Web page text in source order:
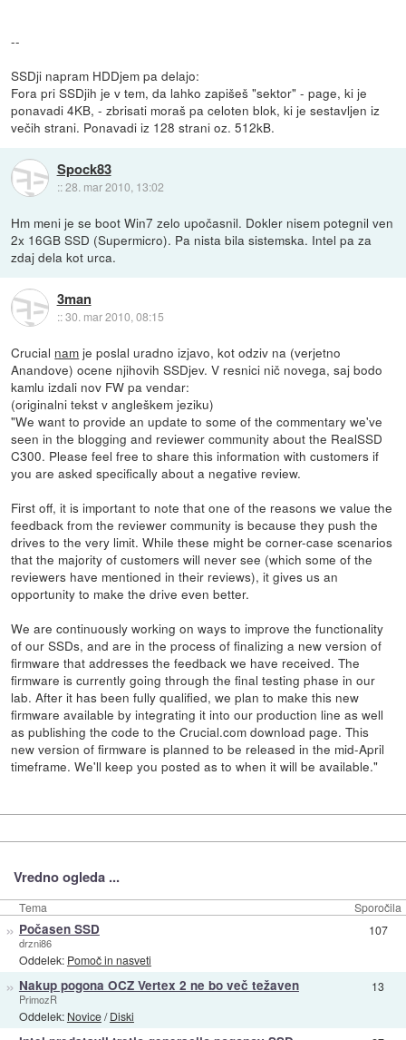
--
SSDji napram HDDjem pa delajo:
Fora pri SSDjih je v tem, da lahko zapišeš "sektor" - page, ki je
ponavadi 4KB, - zbrisati moraš pa celoten blok, ki je sestavljen iz
večih strani. Ponavadi iz 128 strani oz. 512kB.
Spock83
::28. mar 2010, 13:02
Hm meni je se boot Win7 zelo upočasnil. Dokler nisem potegnil ven
2x 16GB SSD (Supermicro). Pa nista bila sistemska. Intel pa za
zdaj dela kot urca.
3man
::30. mar 2010, 08:15
Crucial nam je poslal uradno izjavo, kot odziv na (verjetno
Anandove) ocene njihovih SSDjev. V resnici nič novega, saj bodo
kamlu izdali nov FW pa vendar:
(originalni tekst v angleškem jeziku)
"We want to provide an update to some of the commentary we've
seen in the blogging and reviewer community about the RealSSD
C300. Please feel free to share this information with customers if
you are asked specifically about a negative review.
First off, it is important to note that one of the reasons we value the
feedback from the reviewer community is because they push the
drives to the very limit. While these might be corner-case scenarios
that the majority of customers will never see (which some of the
reviewers have mentioned in their reviews), it gives us an
opportunity to make the drive even better.
We are continuously working on ways to improve the functionality
of our SSDs, and are in the process of finalizing a new version of
firmware that addresses the feedback we have received. The
firmware is currently going through the final testing phase in our
lab. After it has been fully qualified, we plan to make this new
firmware available by integrating it into our production line as well
as publishing the code to the Crucial.com download page. This
new version of firmware is planned to be released in the mid-April
timeframe. We'll keep you posted as to when it will be available."
Vredno ogleda ...
Tema Sporočila
» Počasen SSD
drzni86
Oddelek: Pomoč in nasveti
107
» Nakup pogona OCZ Vertex 2 ne bo več težaven
PrimozR
Oddelek: Novice/Diski
13